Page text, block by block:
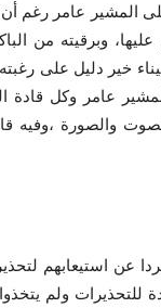
المشير عامر رغم
وبرقيته من
من سيناء خير دليل
الوضع فى منتصف شهر مايو ١٩٦٧، كما
وهو اجتماع مسجل بالصوت
عن استيعابهم
للتحذيرات ولم